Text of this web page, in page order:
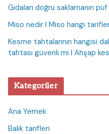
Gıdaları doğru saklamanın
Miso nedir I Miso hangi
Kesme tahtalarının hangisi
tahtası güvenli mi I Ahşap
Kategoriler
Ana Yemek
Balık tarifleri